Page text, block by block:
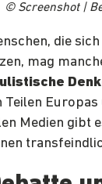
© Screenshot |
die
mag
Teilen
Medien gibt